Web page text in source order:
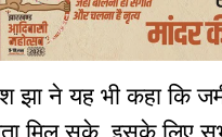
झा ने यह भी कहा कि